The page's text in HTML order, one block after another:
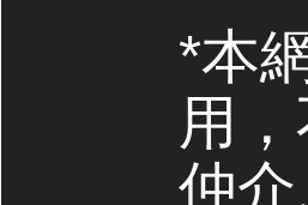
*本
用
仲